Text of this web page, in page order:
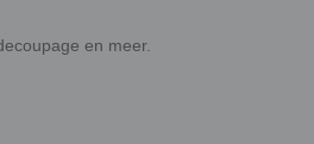
en meer.